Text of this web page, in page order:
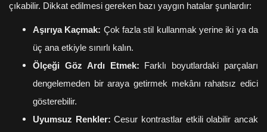
çıkabilir. Dikkat edilmesi gereken bazı yaygın hatalar şunlardır:
Aşırıya Kaçmak: Çok fazla stil kullanmak yerine iki ya da
üç ana etkiyle sınırlı kalın.
Ölçeği Göz Ardı Etmek: Farklı boyutlardaki parçaları
dengelemeden bir araya getirmek mekânı rahatsız edici
gösterebilir.
Uyumsuz Renkler: Cesur kontrastlar etkili olabilir ancak